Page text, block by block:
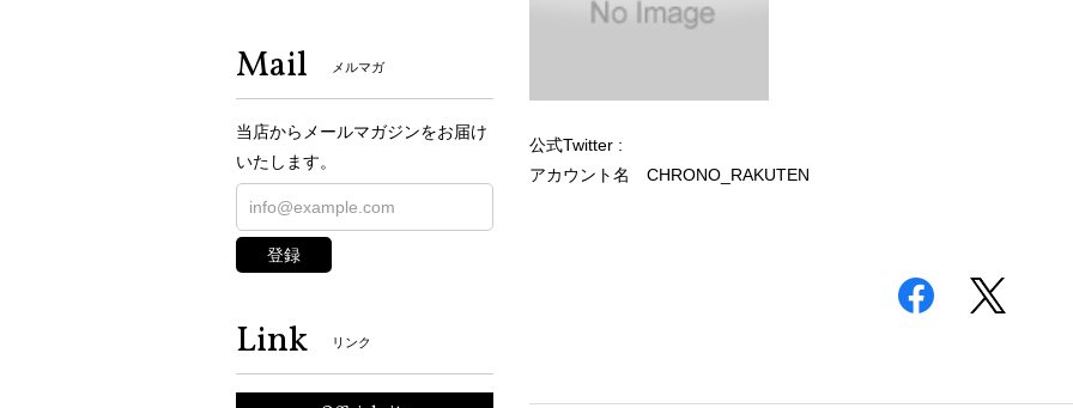
公式Twitter :
アカウント名 CHRONO_RAKUTEN
Mail メルマガ
当店からメールマガジンをお届け
いたします。
登録
Link リンク